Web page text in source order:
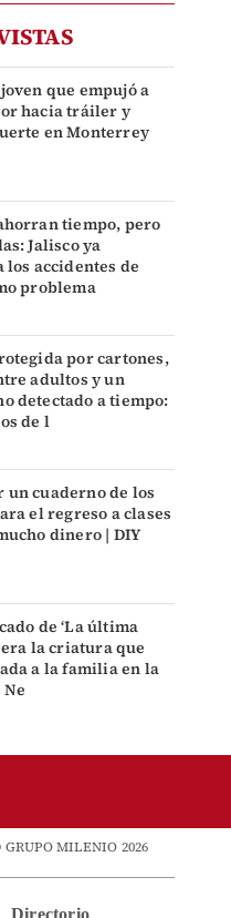
que empujó a
hacia tráiler y
en Monterrey
tiempo, pero
Jalisco ya
los accidentes de
problema
por cartones,
adultos y un
detectado a tiempo:
de l
un cuaderno de los
el regreso a clases
dinero | DIY
de ‘La última
era la criatura que
a la familia en la
GRUPO MILENIO 2026
Directorio